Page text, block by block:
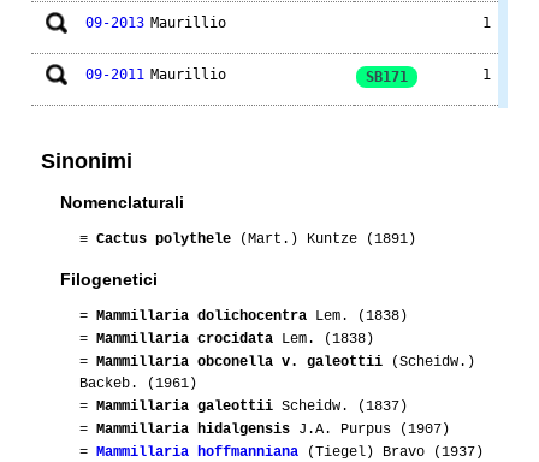
09-2013 Maurillio 1
09-2011 Maurillio SB171 1
07-2010 Maurillio SB364
01-2008 Cactus
Sinonimi
Nomenclaturali
≡ Cactus polythele (Mart.) Kuntze (1891)
Filogenetici
= Mammillaria dolichocentra Lem. (1838)
= Mammillaria crocidata Lem. (1838)
= Mammillaria obconella v. galeottii (Scheidw.)
Backeb. (1961)
= Mammillaria galeottii Scheidw. (1837)
= Mammillaria hidalgensis J.A. Purpus (1907)
= Mammillaria hoffmanniana (Tiegel) Bravo (1937)